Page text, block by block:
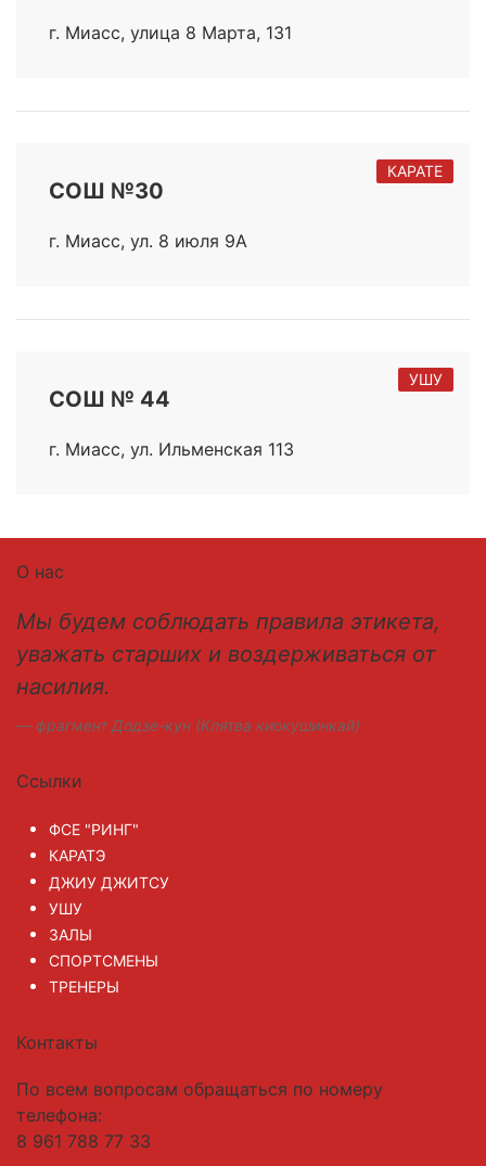
г. Миасс, улица 8 Марта, 131
КАРАТЕ
СОШ №30
г. Миасс, ул. 8 июля 9А
УШУ
СОШ № 44
г. Миасс, ул. Ильменская 113
О нас
Мы будем соблюдать правила этикета,
уважать старших и воздерживаться от
насилия.
фрагмент Додзе-кун (Клятва киокушинкай)
Ссылки
ФСЕ "РИНГ"
КАРАТЭ
ДЖИУ ДЖИТСУ
УШУ
ЗАЛЫ
СПОРТСМЕНЫ
ТРЕНЕРЫ
Контакты
По всем вопросам обращаться по номеру
телефона:
8 961 788 77 33